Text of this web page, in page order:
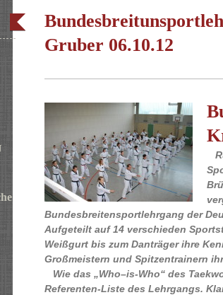
Gruber 06.10.12
Bundesbreitensportlehrgang der
Aufgeteilt auf 14 verschieden
Weißgurt bis zum Danträger ihre
Großmeistern und Spitzentrainern
Wie das „Who–is-Who“ des
Referenten-Liste des Lehrgangs.